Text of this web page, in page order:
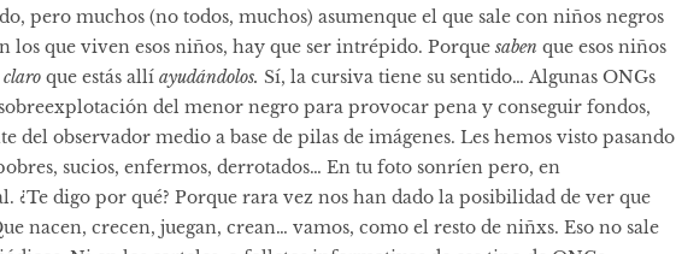
pero muchos (no todos, muchos) asumenque el que sale con niños negros
los que viven esos niños, hay que ser intrépido. Porque saben que esos niños
claro que estás allí ayudándolos. Sí, la cursiva tiene su sentido… Algunas ONGs
sobreexplotación del menor negro para provocar pena y conseguir fondos,
observador medio a base de pilas de imágenes. Les hemos visto pasando
sucios, enfermos, derrotados… En tu foto sonríen pero, en
¿Te digo por qué? Porque rara vez nos han dado la posibilidad de ver que
nacen, crecen, juegan, crean… vamos, como el resto de niñxs. Eso no sale